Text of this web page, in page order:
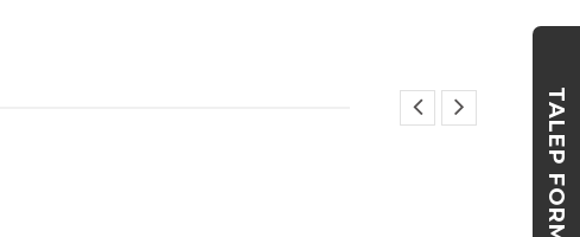
TALEP FORMU